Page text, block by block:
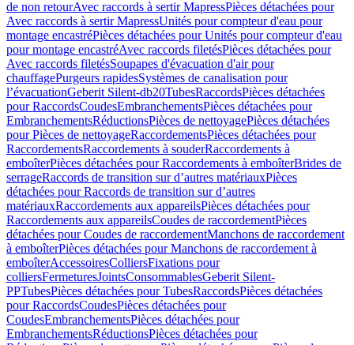
de non retourAvec raccords à sertir MapressPièces détachées pour
Avec raccords à sertir MapressUnités pour compteur d'eau pour
montage encastréPièces détachées pour Unités pour compteur d'eau
pour montage encastréAvec raccords filetésPièces détachées pour
Avec raccords filetésSoupapes d'évacuation d'air pour
chauffagePurgeurs rapidesSystèmes de canalisation pour
l’évacuationGeberit Silent-db20TubesRaccordsPièces détachées
pour RaccordsCoudesEmbranchementsPièces détachées pour
EmbranchementsRéductionsPièces de nettoyagePièces détachées
pour Pièces de nettoyageRaccordementsPièces détachées pour
RaccordementsRaccordements à souderRaccordements à
emboîterPièces détachées pour Raccordements à emboîterBrides de
serrageRaccords de transition sur d’autres matériauxPièces
détachées pour Raccords de transition sur d’autres
matériauxRaccordements aux appareilsPièces détachées pour
Raccordements aux appareilsCoudes de raccordementPièces
détachées pour Coudes de raccordementManchons de raccordement
à emboîterPièces détachées pour Manchons de raccordement à
emboîterAccessoiresColliersFixations pour
colliersFermeturesJointsConsommablesGeberit Silent-
PPTubesPièces détachées pour TubesRaccordsPièces détachées
pour RaccordsCoudesPièces détachées pour
CoudesEmbranchementsPièces détachées pour
EmbranchementsRéductionsPièces détachées pour